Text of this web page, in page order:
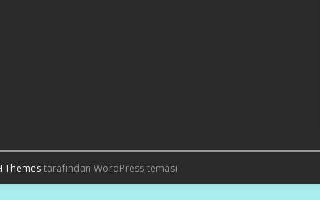
Themestarafından WordPress teması